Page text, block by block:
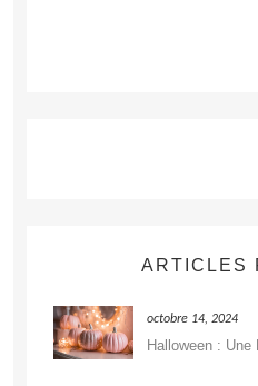
ARTICLES
octobre 14, 2024
Halloween :